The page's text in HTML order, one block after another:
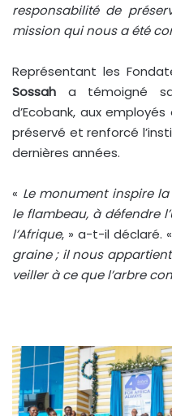
responsabilité de
mission qui nous a été
Représentant les
Sossah a témoigné
d’Ecobank, aux
préservé et renforcé
dernières années.
« Le monument inspire
le flambeau, à défendre
l’Afrique, » a-t-il déclaré. «
graine ; il nous
veiller à ce que l’arbre